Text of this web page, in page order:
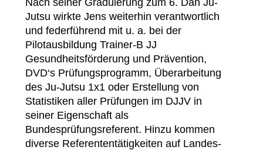
Jutsu wirkte Jens weiterhin verantwortlich
und federführend mit u. a. bei der
Pilotausbildung Trainer-B JJ
Gesundheitsförderung und Prävention,
DVD‘s Prüfungsprogramm, Überarbeitung
des Ju-Jutsu 1x1 oder Erstellung von
Statistiken aller Prüfungen im DJJV in
seiner Eigenschaft als
Bundesprüfungsreferent. Hinzu kommen
diverse Referententätigkeiten auf Landes-